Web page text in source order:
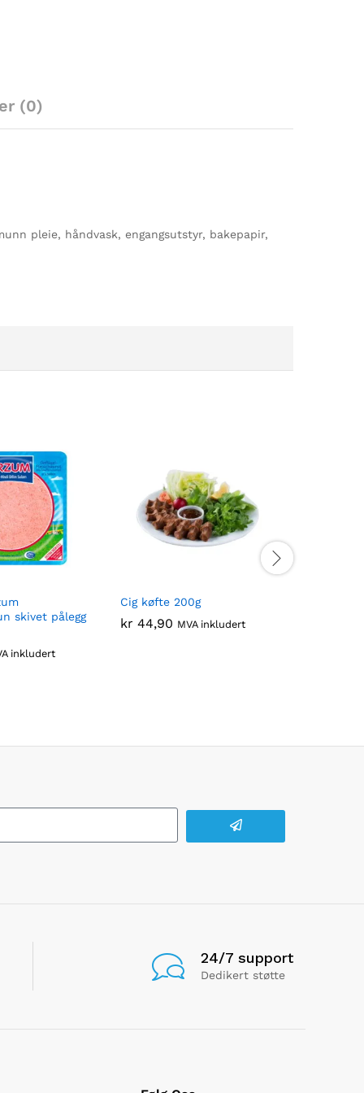
(0)
pleie, håndvask, engangsutstyr, bakepapir,
skivet pålegg
inkludert
Cig køfte 200g
kr 44,90 MVA inkludert
24/7 support
Dedikert støtte